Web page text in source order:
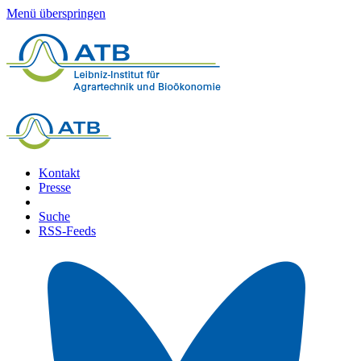
Menü überspringen
Kontakt
Presse
Suche
RSS-Feeds